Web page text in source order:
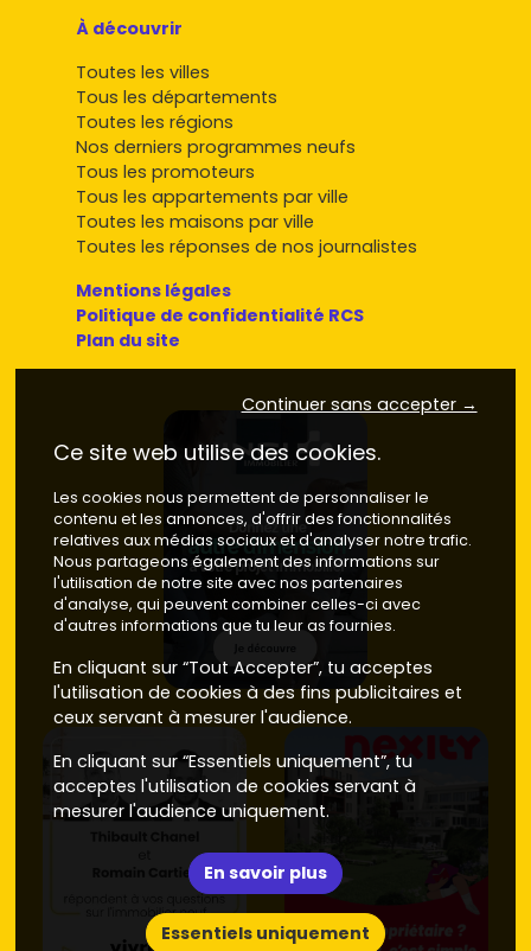
À découvrir
Toutes les villes
Tous les départements
Toutes les régions
Nos derniers programmes neufs
Tous les promoteurs
Tous les appartements par ville
Toutes les maisons par ville
Toutes les réponses de nos journalistes
Mentions légales
Politique de confidentialité RCS
Plan du site
Continuer sans accepter →
Ce site web utilise des cookies.
Les cookies nous permettent de personnaliser le
contenu et les annonces, d'offrir des fonctionnalités
relatives aux médias sociaux et d'analyser notre trafic.
Nous partageons également des informations sur
l'utilisation de notre site avec nos partenaires
d'analyse, qui peuvent combiner celles-ci avec
d'autres informations que tu leur as fournies.
En cliquant sur “Tout Accepter”, tu acceptes
l'utilisation de cookies à des fins publicitaires et
ceux servant à mesurer l'audience.
En cliquant sur “Essentiels uniquement”, tu
acceptes l'utilisation de cookies servant à
mesurer l'audience uniquement.
En savoir plus
Essentiels uniquement